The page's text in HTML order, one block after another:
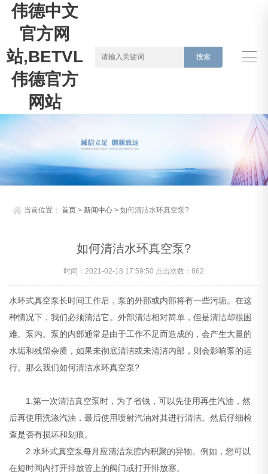
伟德中文
官方网
站,BETVLCTOR
伟德官方
网站
当前位置：首页 > 新闻中心 > 如何清洁水环真空泵?
如何清洁水环真空泵?
时间：2021-02-18 17:59:50 点击次数：862
水环式真空泵长时间工作后，泵的外部或内部将有一些污垢。在这
种情况下，我们必须清洁它。外部清洁相对简单，但是清洁却很困
难。泵内。泵的内部通常是由于工作不足而造成的，会产生大量的
水垢和残留杂质，如果未彻底清洁或未清洁内部，则会影响泵的运
行。那么我们如何清洁水环真空泵?
1.第一次清洁真空泵时，为了省钱，可以先使用再生汽油，然
后再使用洗涤汽油，最后使用喷射汽油对其进行清洁。然后仔细检
查是否有损坏和划痕。
2.水环式真空泵每月应清洁泵腔内积聚的异物。例如，您可以
在短时间内打开排放管上的阀门或打开排放塞。